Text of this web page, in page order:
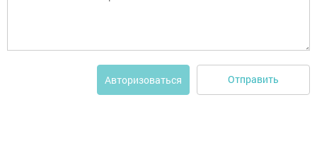
Авторизоваться Отправить